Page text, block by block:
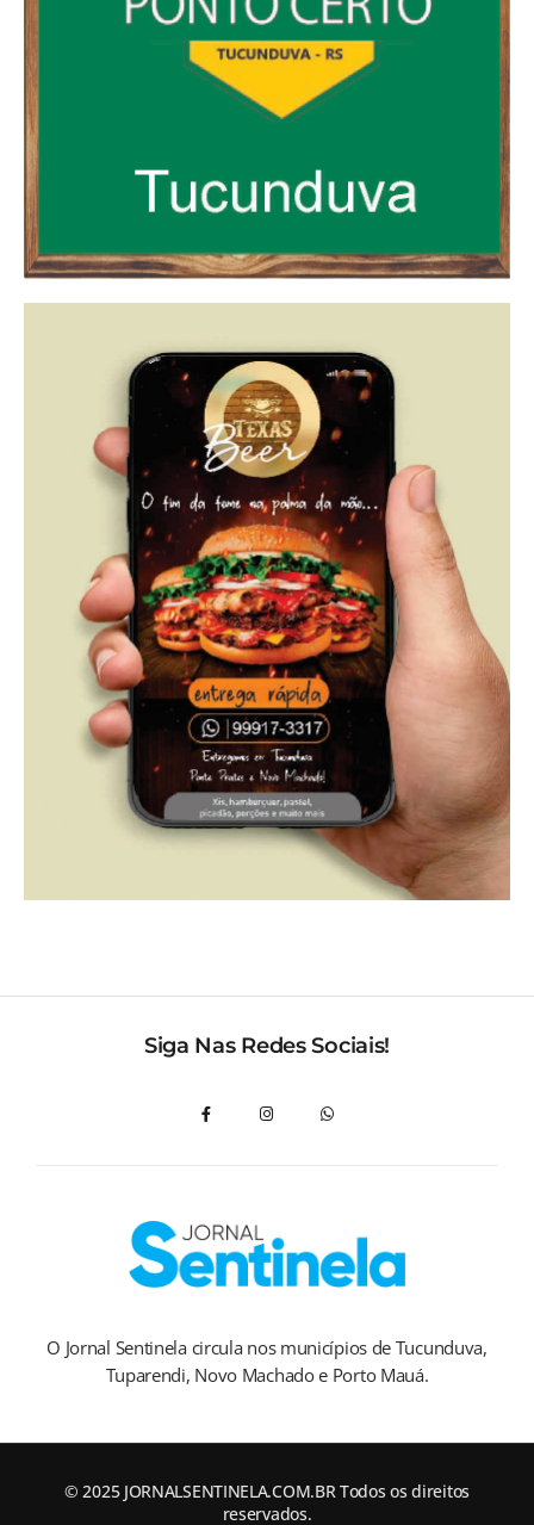
Siga Nas Redes Sociais!
O Jornal Sentinela circula nos municípios de Tucunduva,
Tuparendi, Novo Machado e Porto Mauá.
© 2025 JORNALSENTINELA.COM.BR Todos os direitos
reservados.